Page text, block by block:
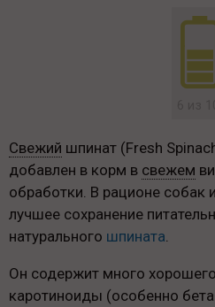
Свежий шпинат (Fresh
добавлен в корм в свежем
обработки. В рационе собак
лучшее сохранение
натурального шпината
Он содержит много
каротиноиды (особенно